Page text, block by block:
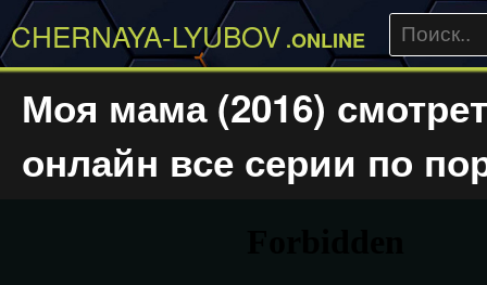
CHERNAYA-LYUBOV .ONLINE
Моя мама (2016)
онлайн все серии по